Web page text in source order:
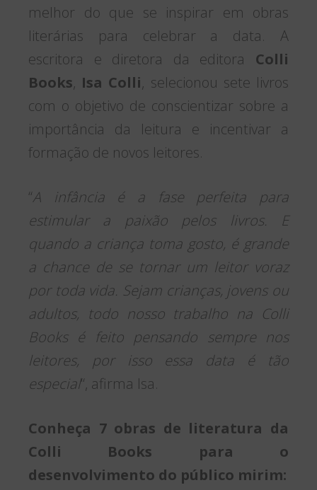
melhor do que se inspirar em obras
literárias para celebrar a data. A
escritora e diretora da editora Colli
Books, Isa Colli, selecionou sete livros
com o objetivo de conscientizar sobre a
importância da leitura e incentivar a
formação de novos leitores.
“A infância é a fase perfeita para
estimular a paixão pelos livros. E
quando a criança toma gosto, é grande
a chance de se tornar um leitor voraz
por toda vida. Sejam crianças, jovens ou
adultos, todo nosso trabalho na Colli
Books é feito pensando sempre nos
leitores, por isso essa data é tão
especial“, afirma Isa.
Conheça 7 obras de literatura da
Colli Books para o
desenvolvimento do público mirim: